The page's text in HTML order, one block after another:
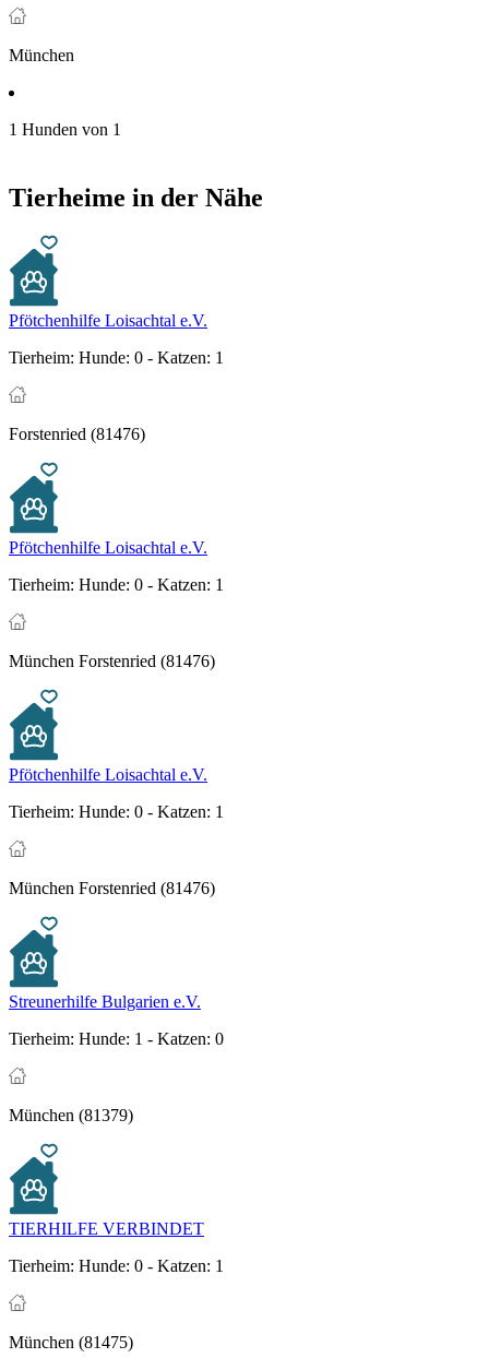
München
1 Hunden von 1
Tierheime in der Nähe
Pfötchenhilfe Loisachtal e.V.
Tierheim: Hunde: 0 - Katzen: 1
Forstenried (81476)
Pfötchenhilfe Loisachtal e.V.
Tierheim: Hunde: 0 - Katzen: 1
München Forstenried (81476)
Pfötchenhilfe Loisachtal e.V.
Tierheim: Hunde: 0 - Katzen: 1
München Forstenried (81476)
Streunerhilfe Bulgarien e.V.
Tierheim: Hunde: 1 - Katzen: 0
München (81379)
TIERHILFE VERBINDET
Tierheim: Hunde: 0 - Katzen: 1
München (81475)